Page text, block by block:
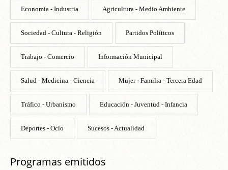
Economía - Industria Agricultura - Medio Ambiente
Sociedad - Cultura - Religión Partidos Políticos
Trabajo - Comercio Información Municipal
Salud - Medicina - Ciencia Mujer - Familia - Tercera Edad
Tráfico - Urbanismo Educación - Juventud - Infancia
Deportes - Ocio Sucesos - Actualidad
Programas emitidos